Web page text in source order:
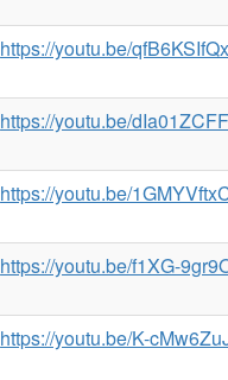
https://youtu.be/
https://youtu.be/
https://youtu.be/
https://youtu.be/f1XG-
https://youtu.be/K-